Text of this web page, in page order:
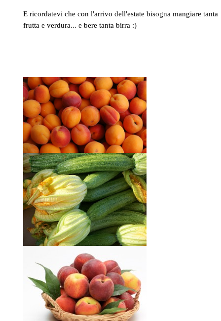
E ricordatevi che con l'arrivo dell'estate bisogna mangiare tanta
frutta e verdura... e bere tanta birra :)